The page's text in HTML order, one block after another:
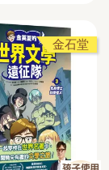
金石堂